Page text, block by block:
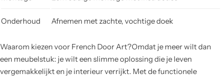
Onderhoud Afnemen met zachte, vochtige doek
Waarom kiezen voor French Door Art?Omdat je meer wilt dan
een meubelstuk: je wilt een slimme oplossing die je leven
vergemakkelijkt en je interieur verrijkt. Met de functionele